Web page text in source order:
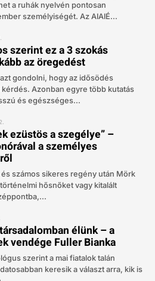
a ruhák nyelvén pontosan
személyiségét. Az AIAIÉ...
szerint ez a 3 szokás
az öregedést
gondolni, hogy az idősödés
Azonban egyre több kutatás
és egészséges...
ezüstös a szegélye” –
a személyes
számos sikeres regény után Mörk
hősnőket vagy kitalált
élünk – a
vendége Fuller Bianka
szerint a mai fiatalok talán
keresik a választ arra, kik is